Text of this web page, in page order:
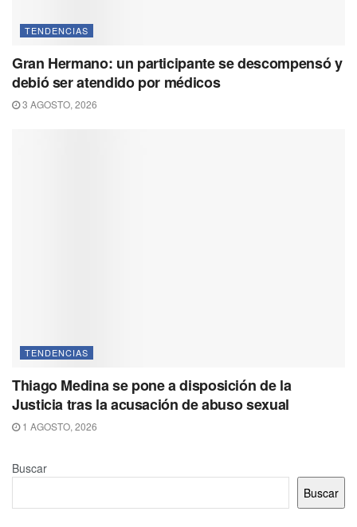
TENDENCIAS
Gran Hermano: un participante se descompensó y
debió ser atendido por médicos
3 AGOSTO, 2026
TENDENCIAS
Thiago Medina se pone a disposición de la
Justicia tras la acusación de abuso sexual
1 AGOSTO, 2026
Buscar
Buscar